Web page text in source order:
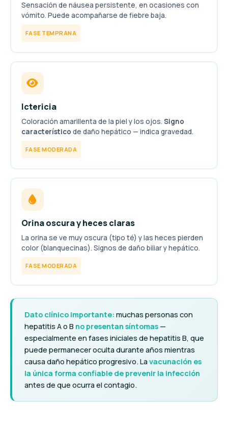
Sensación de náusea persistente, en ocasiones con
vómito. Puede acompañarse de fiebre baja.
FASE TEMPRANA
Ictericia
Coloración amarillenta de la piel y los ojos. Signo
característico de daño hepático — indica gravedad.
FASE MODERADA
Orina oscura y heces claras
La orina se ve muy oscura (tipo té) y las heces pierden
color (blanquecinas). Signos de daño biliar y hepático.
FASE MODERADA
Dato clínico importante: muchas personas con
hepatitis A o B no presentan síntomas —
especialmente en fases iniciales de hepatitis B, que
puede permanecer oculta durante años mientras
causa daño hepático progresivo. La vacunación es
la única forma confiable de prevenir la infección
antes de que ocurra el contagio.